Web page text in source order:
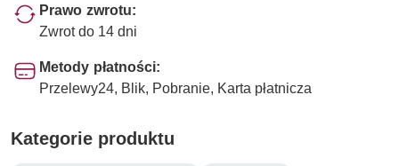
Prawo zwrotu:
Zwrot do 14 dni
Metody płatności:
Przelewy24, Blik, Pobranie, Karta płatnicza
Kategorie produktu